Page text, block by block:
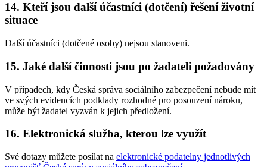
14. Kteří jsou další účastníci (dotčení) řešení životní
situace
Další účastníci (dotčené osoby) nejsou stanoveni.
15. Jaké další činnosti jsou po žadateli požadovány
V případech, kdy Česká správa sociálního zabezpečení nebude mít
ve svých evidencích podklady rozhodné pro posouzení nároku,
může být žadatel vyzván k jejich předložení.
16. Elektronická služba, kterou lze využít
Své dotazy můžete posílat na elektronické podatelny jednotlivých